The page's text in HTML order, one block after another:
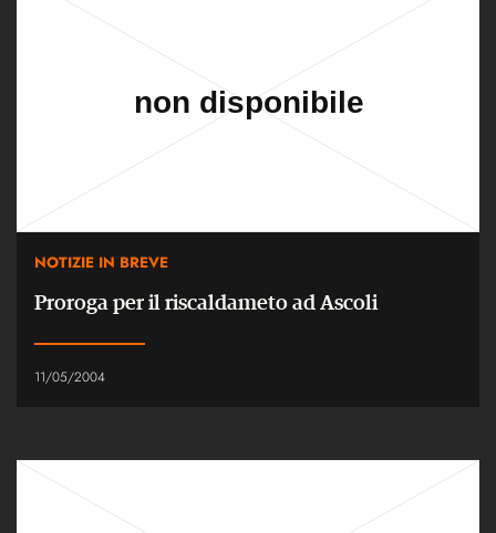
NOTIZIE IN BREVE
Proroga per il riscaldameto ad Ascoli
11/05/2004